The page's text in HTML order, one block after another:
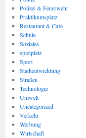
Polizei & Feuerwehr
Praktikumsplatz
Restaurant & Cafe
Schule
Soziales
spielplatz
Sport
Stadtentwicklung
Straßen
Technologie
Umwelt
Uncategorized
Verkehr
Werbung
Wirtschaft